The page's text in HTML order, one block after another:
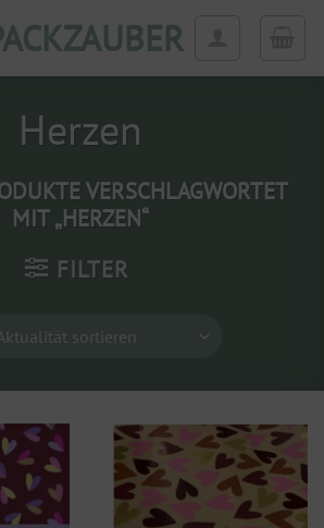
Herzen
VERSCHLAGWORTET
MIT „HERZEN“
FILTER